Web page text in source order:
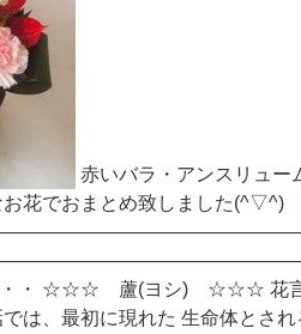
赤いバラ・アンスリュー
花でおまとめ致しました(^▽^)
・・・ ☆☆☆ 蘆(ヨシ) ☆☆☆ 花
は、最初に現れた 生命体とさ